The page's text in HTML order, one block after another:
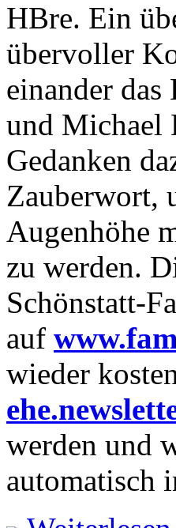
HBre. Ein
übervoller
einander
und Michael
Gedanken
Zauberwort,
Augenhöhe
zu werden.
Schönstatt-
auf
wieder
werden und
automatisch